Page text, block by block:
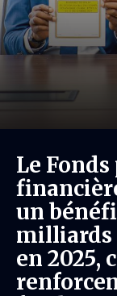
Le
un
milliards
en 2025,